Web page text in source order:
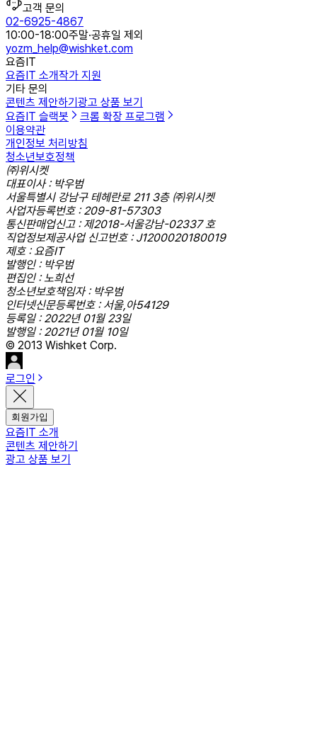
고객 문의
02-6925-4867
10:00-18:00주말·공휴일 제외
yozm_help@wishket.com
요즘IT
요즘IT 소개작가 지원
기타 문의
콘텐츠 제안하기광고 상품 보기
요즘IT 슬랙봇
크롬 확장 프로그램
이용약관
개인정보 처리방침
청소년보호정책
㈜위시켓
대표이사 : 박우범
서울특별시 강남구 테헤란로 211 3층 ㈜위시켓
사업자등록번호 : 209-81-57303
통신판매업신고 : 제2018-서울강남-02337 호
직업정보제공사업 신고번호 : J1200020180019
제호 : 요즘IT
발행인 : 박우범
편집인 : 노희선
청소년보호책임자 : 박우범
인터넷신문등록번호 : 서울,아54129
등록일 : 2022년 01월 23일
발행일 : 2021년 01월 10일
© 2013 Wishket Corp.
로그인
회원가입
요즘IT 소개
콘텐츠 제안하기
광고 상품 보기